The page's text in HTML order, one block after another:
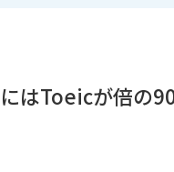
はToeicが倍の